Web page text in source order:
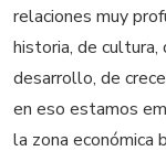
relaciones muy
historia, de cultura,
desarrollo, de
en eso estamos
la zona económica